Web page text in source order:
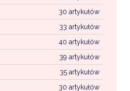
30 artykułów
33 artykułów
40 artykułów
39 artykułów
35 artykułów
30 artykułów